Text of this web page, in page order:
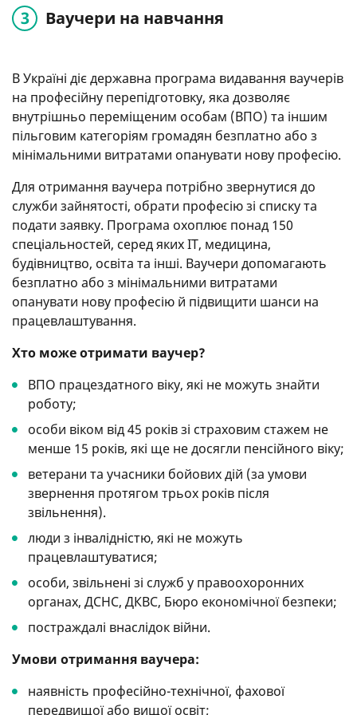
Ваучери на навчання
В Україні діє державна програма видавання ваучерів
на професійну перепідготовку, яка дозволяє
внутрішньо переміщеним особам (ВПО) та іншим
пільговим категоріям громадян безплатно або з
мінімальними витратами опанувати нову професію.
Для отримання ваучера потрібно звернутися до
служби зайнятості, обрати професію зі списку та
подати заявку. Програма охоплює понад 150
спеціальностей, серед яких IT, медицина,
будівництво, освіта та інші. Ваучери допомагають
безплатно або з мінімальними витратами
опанувати нову професію й підвищити шанси на
працевлаштування.
Хто може отримати ваучер?
ВПО працездатного віку, які не можуть знайти
роботу;
особи віком від 45 років зі страховим стажем не
менше 15 років, які ще не досягли пенсійного віку;
ветерани та учасники бойових дій (за умови
звернення протягом трьох років після
звільнення).
люди з інвалідністю, які не можуть
працевлаштуватися;
особи, звільнені зі служб у правоохоронних
органах, ДСНС, ДКВС, Бюро економічної безпеки;
постраждалі внаслідок війни.
Умови отримання ваучера:
наявність професійно-технічної, фахової
передвищої або вищої освіт;